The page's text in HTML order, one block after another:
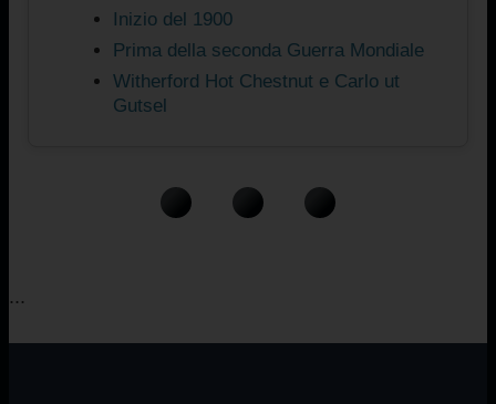
Inizio del 1900
Prima della seconda Guerra Mondiale
Witherford Hot Chestnut e Carlo ut
Gutsel
...